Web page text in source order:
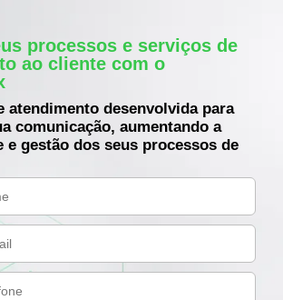
processos e serviços de
ao cliente com o
atendimento desenvolvida para
comunicação, aumentando a
e gestão dos seus processos de